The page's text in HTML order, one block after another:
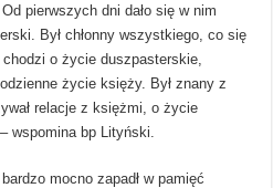
pierwszych dni dało się w nim
Był chłonny wszystkiego, co się
o życie duszpasterskie,
życie księży. Był znany z
relacje z księżmi, o życie
wspomina bp Lityński.
mocno zapadł w pamięć